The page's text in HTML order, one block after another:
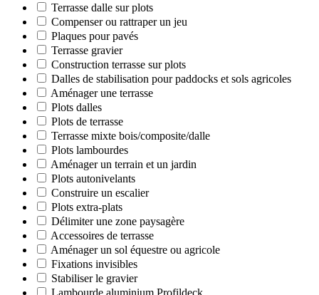
Terrasse dalle sur plots
Compenser ou rattraper un jeu
Plaques pour pavés
Terrasse gravier
Construction terrasse sur plots
Dalles de stabilisation pour paddocks et sols agricoles
Aménager une terrasse
Plots dalles
Plots de terrasse
Terrasse mixte bois/composite/dalle
Plots lambourdes
Aménager un terrain et un jardin
Plots autonivelants
Construire un escalier
Plots extra-plats
Délimiter une zone paysagère
Accessoires de terrasse
Aménager un sol équestre ou agricole
Fixations invisibles
Stabiliser le gravier
Lambourde aluminium Profildeck